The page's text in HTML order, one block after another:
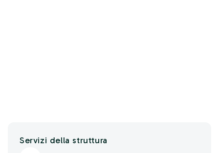
Servizi della struttura